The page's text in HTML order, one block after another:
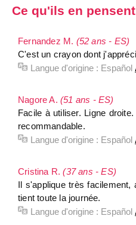
Ce qu'ils en
Fernandez M. (52 ans - ES)
C'est un crayon dont
Langue d'origine : Español
Nagore A. (51 ans - ES)
Facile à utiliser. Ligne
recommandable.
Langue d'origine : Español
Cristina R.(37 ans - ES)
Il s'applique très facilement,
tient toute la journée.
Langue d'origine : Español